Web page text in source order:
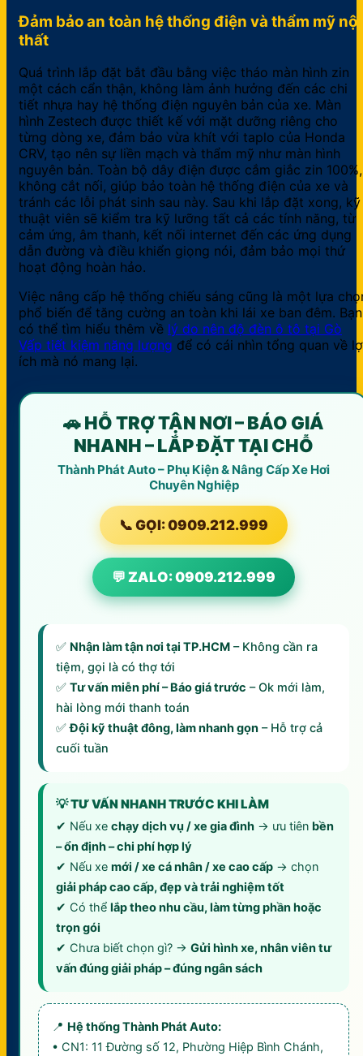
Đảm bảo an toàn hệ thống điện và thẩm mỹ nội
thất
Quá trình lắp đặt bắt đầu bằng việc tháo màn hình zin
một cách cẩn thận, không làm ảnh hưởng đến các chi
tiết nhựa hay hệ thống điện nguyên bản của xe. Màn
hình Zestech được thiết kế với mặt dưỡng riêng cho
từng dòng xe, đảm bảo vừa khít với taplo của Honda
CRV, tạo nên sự liền mạch và thẩm mỹ như màn hình
nguyên bản. Toàn bộ dây điện được cắm giắc zin 100%,
không cắt nối, giúp bảo toàn hệ thống điện của xe và
tránh các lỗi phát sinh sau này. Sau khi lắp đặt xong, kỹ
thuật viên sẽ kiểm tra kỹ lưỡng tất cả các tính năng, từ
cảm ứng, âm thanh, kết nối internet đến các ứng dụng
dẫn đường và điều khiển giọng nói, đảm bảo mọi thứ
hoạt động hoàn hảo.
Việc nâng cấp hệ thống chiếu sáng cũng là một lựa
phổ biến để tăng cường an toàn khi lái xe ban đêm. Bạn
có thể tìm hiểu thêm về lý do nên độ đèn ô tô tại Gò
Vấp tiết kiệm năng lượng để có cái nhìn tổng quan về
ích mà nó mang lại.
🚗 HỖ TRỢ TẬN NƠI – BÁO GIÁ
NHANH – LẮP ĐẶT TẠI CHỖ
Thành Phát Auto – Phụ Kiện & Nâng Cấp Xe Hơi
Chuyên Nghiệp
📞 GỌI: 0909.212.999
💬 ZALO: 0909.212.999
✅ Nhận làm tận nơi tại TP.HCM – Không cần ra
tiệm, gọi là có thợ tới
✅ Tư vấn miễn phí – Báo giá trước – Ok mới làm,
hài lòng mới thanh toán
✅Đội kỹ thuật đông, làm nhanh gọn – Hỗ trợ cả
cuối tuần
💡 TƯ VẤN NHANH TRƯỚC KHI LÀM
✔ Nếu xe chạy dịch vụ / xe gia đình → ưu tiên bền
– ổn định – chi phí hợp lý
✔ Nếu xe mới / xe cá nhân / xe cao cấp → chọn
giải pháp cao cấp, đẹp và trải nghiệm tốt
✔ Có thể lắp theo nhu cầu, làm từng phần hoặc
trọn gói
✔ Chưa biết chọn gì? → Gửi hình xe, nhân viên tư
vấn đúng giải pháp – đúng ngân sách
📍 Hệ thống Thành Phát Auto:
• CN1: 11 Đường số 12, Phường Hiệp Bình Chánh,